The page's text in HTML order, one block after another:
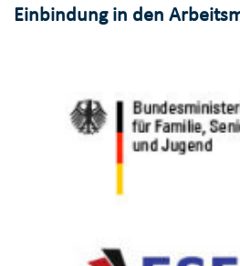
Einbindung in den